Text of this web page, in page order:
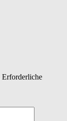
Erforderliche